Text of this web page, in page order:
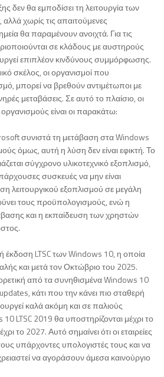
δεν θα εμποδίσει τη λειτουργία των
χωρίς τις απαιτούμενες
θα παραμένουν ανοιχτά. Για τις
σε κλάδους με αυστηρούς
επιπλέον κινδύνους συμμόρφωσης.
σκέλος, οι οργανισμοί που
μπορεί να βρεθούν αντιμέτωποι με
μεταβάσεις. Σε αυτό το πλαίσιο, οι
οργανισμούς είναι οι παρακάτω:
συνιστά τη μετάβαση στα Windows
όμως, αυτή η λύση δεν είναι εφικτή. Το
σύγχρονο υλικοτεχνικό εξοπλισμό,
συσκευές να μην είναι
λειτουργικού εξοπλισμού σε μεγάλη
τους προϋπολογισμούς, ενώ η
και η εκπαίδευση των χρηστών
έκδοση LTSC των Windows 10, η οποία
και μετά τον Οκτώβριο του 2025.
από τα συνηθισμένα Windows 10
κάτι που την κάνει πιο σταθερή
καλά ακόμη και σε παλιούς
LTSC 2019 θα υποστηρίζονται μέχρι το
το 2027. Αυτό σημαίνει ότι οι εταιρείες
υπάρχοντες υπολογιστές τους και να
να αγοράσουν άμεσα καινούργιο